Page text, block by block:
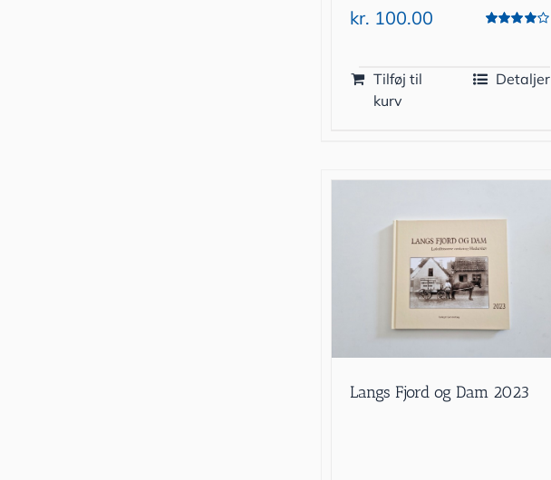
kr. 100.00
Tilføj til
kurv
Detaljer
Langs Fjord og Dam 2023